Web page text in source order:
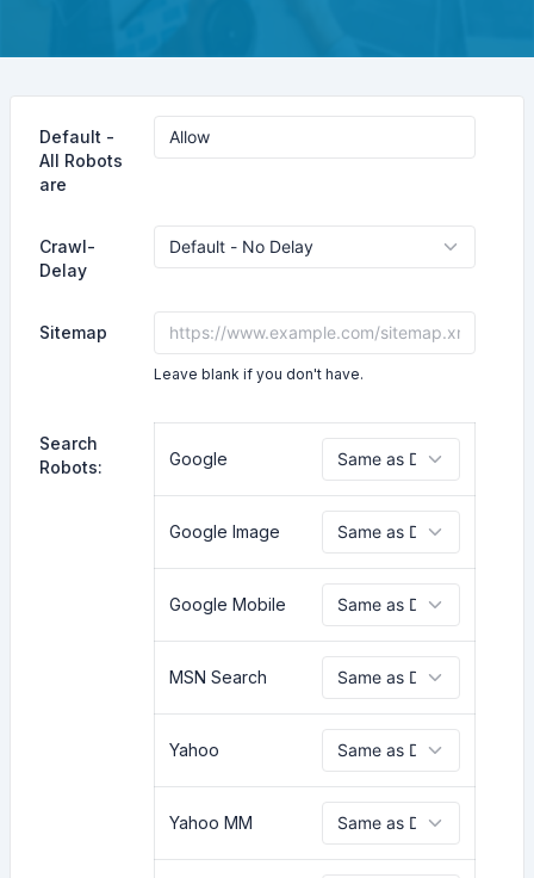
Default -
All Robots
are
Crawl-
Delay
Sitemap
Leave blank if you don't have.
Search
Robots:
Google
Google Image
Google Mobile
MSN Search
Yahoo
Yahoo MM